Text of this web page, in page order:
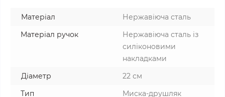
Матеріал
Нержавіюча сталь
Матеріал ручок
Нержавіюча сталь із
силіконовими
накладками
Діаметр
22 см
Тип
Миска-друшляк